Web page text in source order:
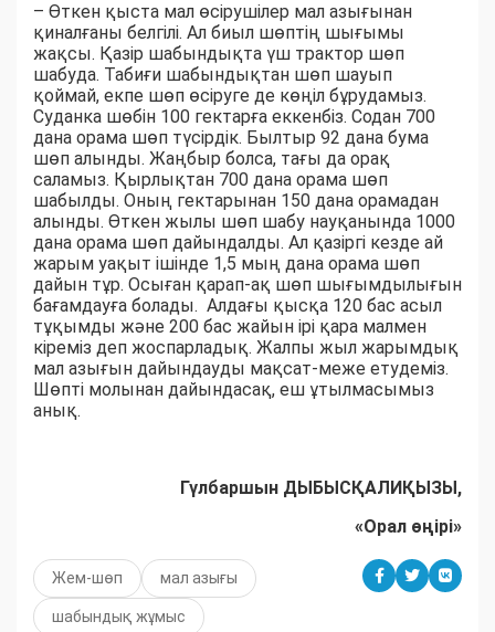
– Өткен қыста мал өсірушілер мал азығынан
қиналғаны белгілі. Ал биыл шөптің шығымы
жақсы. Қазір шабындықта үш трактор шөп
шабуда. Табиғи шабындықтан шөп шауып
қоймай, екпе шөп өсіруге де көңіл бұрудамыз.
Суданка шөбін 100 гектарға еккенбіз. Содан 700
дана орама шөп түсірдік. Былтыр 92 дана бума
шөп алынды. Жаңбыр болса, тағы да орақ
саламыз. Қырлықтан 700 дана орама шөп
шабылды. Оның гектарынан 150 дана орамадан
алынды. Өткен жылы шөп шабу науқанында 1000
дана орама шөп дайындалды. Ал қазіргі кезде ай
жарым уақыт ішінде 1,5 мың дана орама шөп
дайын тұр. Осыған қарап-ақ шөп шығымдылығын
бағамдауға болады. Алдағы қысқа 120 бас асыл
тұқымды және 200 бас жайын ірі қара малмен
кіреміз деп жоспарладық. Жалпы жыл жарымдық
мал азығын дайындауды мақсат-меже етудеміз.
Шөпті молынан дайындасақ, еш ұтылмасымыз
анық.
Гүлбаршын ДЫБЫСҚАЛИҚЫЗЫ,
«Орал өңірі»
Жем-шөп мал азығы
шабындық жұмыс